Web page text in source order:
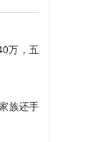
万，五
族还手